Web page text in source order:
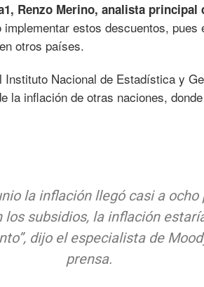
Renzo Merino, analista principal
estos descuentos, pues
otros países.
Instituto Nacional de Estadística y
la inflación de otras naciones,
la inflación llegó casi a
subsidios, la inflación
dijo el especialista de
prensa.